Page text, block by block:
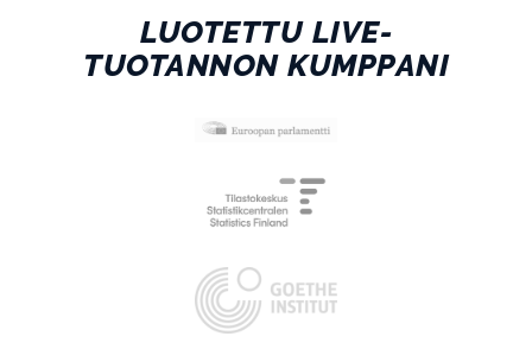
LUOTETTU LIVE-
TUOTANNON KUMPPANI